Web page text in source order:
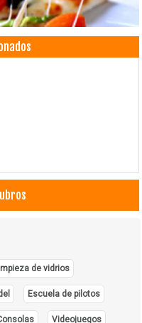
de vidrios
Escuela de pilotos
Videojuegos